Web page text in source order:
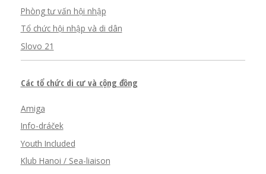
Phòng tư vấn hội nhập
Tổ chức hội nhập và di dân
Slovo 21
Các tổ chức di cư và cộng đồng
Amiga
Info-dráček
Youth Included
Klub Hanoi / Sea-liaison